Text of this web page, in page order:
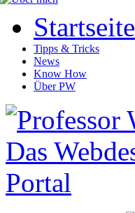
Startseite
Tipps & Tricks
News
Know How
Über PW